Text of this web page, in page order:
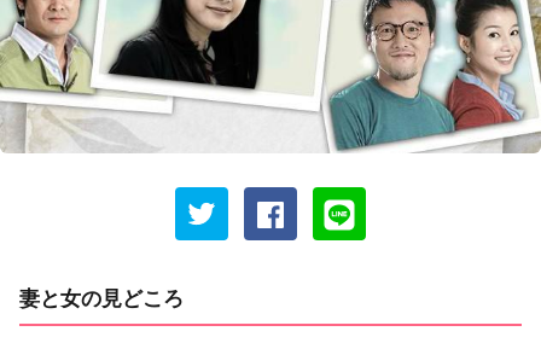
妻と女の見どころ